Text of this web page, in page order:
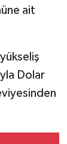
ait
Dolar